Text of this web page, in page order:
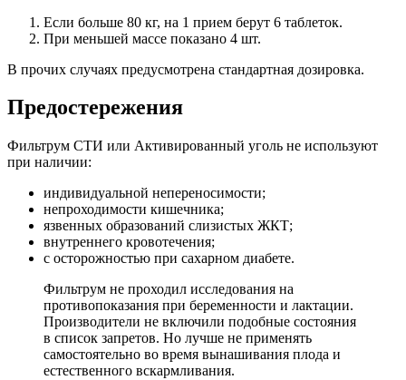
Если больше 80 кг, на 1 прием берут 6 таблеток.
При меньшей массе показано 4 шт.
В прочих случаях предусмотрена стандартная дозировка.
Предостережения
Фильтрум СТИ или Активированный уголь не используют
при наличии:
индивидуальной непереносимости;
непроходимости кишечника;
язвенных образований слизистых ЖКТ;
внутреннего кровотечения;
с осторожностью при сахарном диабете.
Фильтрум не проходил исследования на
противопоказания при беременности и лактации.
Производители не включили подобные состояния
в список запретов. Но лучше не применять
самостоятельно во время вынашивания плода и
естественного вскармливания.